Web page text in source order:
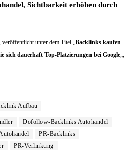
Sichtbarkeit erhöhen durch
unter dem Titel „Backlinks kaufen
sich dauerhaft Top-Platzierungen bei Google„,
Aufbau
Dofollow-Backlinks Autohandel
PR-Backlinks
PR-Verlinkung